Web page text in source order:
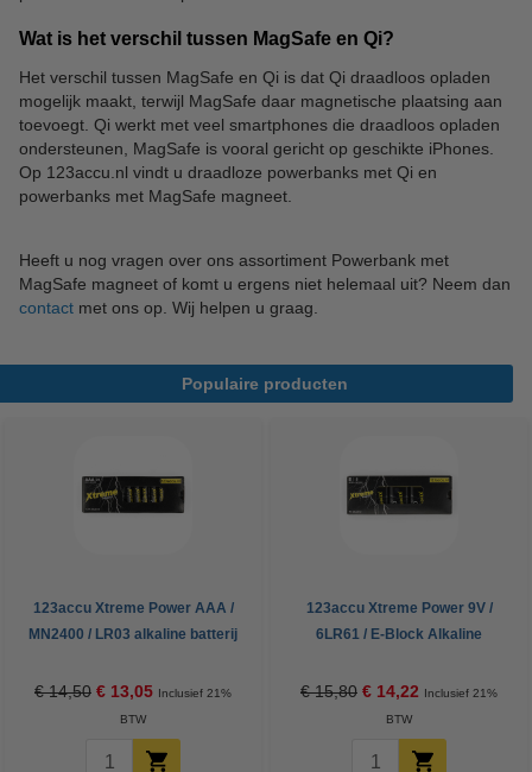
Wat is het verschil tussen MagSafe en Qi?
Het verschil tussen MagSafe en Qi is dat Qi draadloos opladen
mogelijk maakt, terwijl MagSafe daar magnetische plaatsing aan
toevoegt. Qi werkt met veel smartphones die draadloos opladen
ondersteunen, MagSafe is vooral gericht op geschikte iPhones.
Op 123accu.nl vindt u draadloze powerbanks met Qi en
powerbanks met MagSafe magneet.
Heeft u nog vragen over ons assortiment Powerbank met
MagSafe magneet of komt u ergens niet helemaal uit? Neem dan
contact met ons op. Wij helpen u graag.
Populaire producten
123accu Xtreme Power AAA /
MN2400 / LR03 alkaline batterij
€ 14,50 € 13,05 Inclusief 21%
BTW
123accu Xtreme Power 9V /
6LR61 / E-Block Alkaline
€ 15,80 € 14,22 Inclusief 21%
BTW